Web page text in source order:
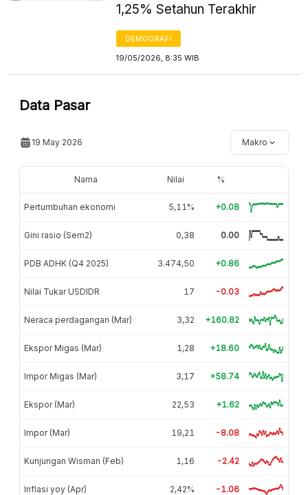
1,25% Setahun Terakhir
DEMOGRAFI
19/05/2026, 8:35 WIB
Data Pasar
19 May 2026 Makro
Nama Nilai %
Pertumbuhan ekonomi 5,11% +0.08
Gini rasio (Sem2) 0,38 0.00
PDB ADHK (Q4 2025) 3.474,50 +0.86
Nilai Tukar USDIDR 17 -0.03
Neraca perdagangan (Mar) 3,32 +160.82
Ekspor Migas (Mar) 1,28 +18.60
Impor Migas (Mar) 3,17 +58.74
Ekspor (Mar) 22,53 +1.62
Impor (Mar) 19,21 -8.08
Kunjungan Wisman (Feb) 1,16 -2.42
Inflasi yoy (Apr) 2,42% -1.06